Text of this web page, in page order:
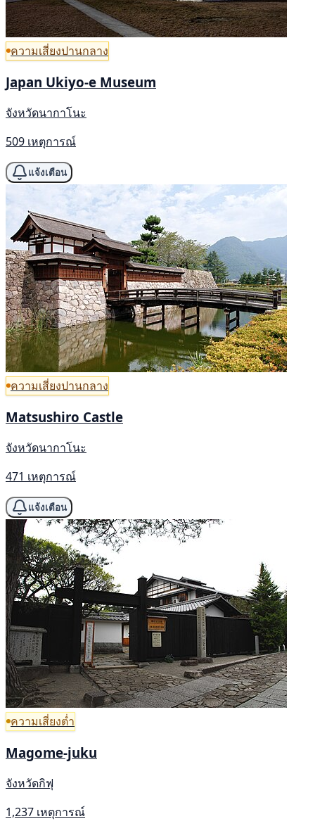
ความเสี่ยงปานกลาง
Japan Ukiyo-e Museum
จังหวัดนากาโนะ
509 เหตุการณ์
แจ้งเตือน
ความเสี่ยงปานกลาง
Matsushiro Castle
จังหวัดนากาโนะ
471 เหตุการณ์
แจ้งเตือน
ความเสี่ยงต่ำ
Magome-juku
จังหวัดกิฟุ
1,237 เหตุการณ์